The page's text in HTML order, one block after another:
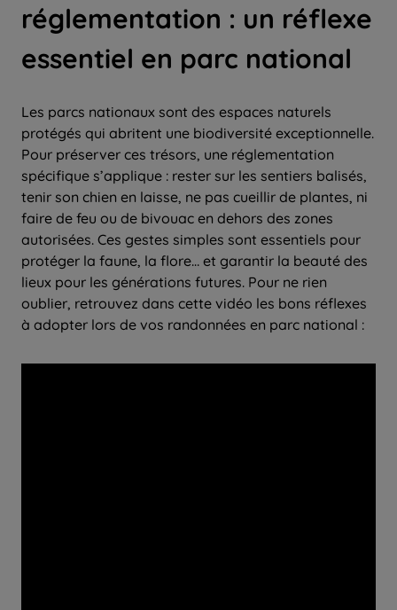
réglementation : un réflexe
essentiel en parc national
Les parcs nationaux sont des espaces naturels
protégés qui abritent une biodiversité exceptionnelle.
Pour préserver ces trésors, une réglementation
spécifique s’applique : rester sur les sentiers balisés,
tenir son chien en laisse, ne pas cueillir de plantes, ni
faire de feu ou de bivouac en dehors des zones
autorisées. Ces gestes simples sont essentiels pour
protéger la faune, la flore… et garantir la beauté des
lieux pour les générations futures. Pour ne rien
oublier, retrouvez dans cette vidéo les bons réflexes
à adopter lors de vos randonnées en parc national :